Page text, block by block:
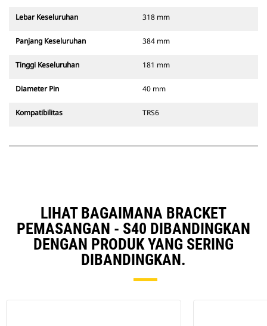
Lebar Keseluruhan 318 mm
Panjang Keseluruhan 384 mm
Tinggi Keseluruhan 181 mm
Diameter Pin 40 mm
Kompatibilitas TRS6
LIHAT BAGAIMANA BRACKET
PEMASANGAN - S40 DIBANDINGKAN
DENGAN PRODUK YANG SERING
DIBANDINGKAN.